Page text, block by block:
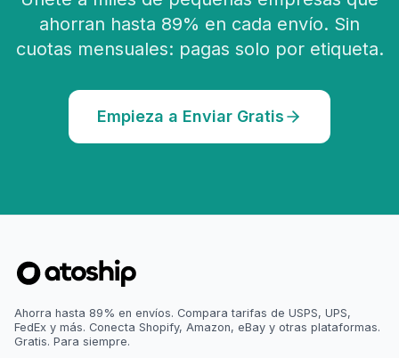
ahorran hasta 89% en cada envío. Sin
cuotas mensuales: pagas solo por etiqueta.
Empieza a Enviar Gratis
Ahorra hasta 89% en envíos. Compara tarifas de USPS, UPS,
FedEx y más. Conecta Shopify, Amazon, eBay y otras plataformas.
Gratis. Para siempre.